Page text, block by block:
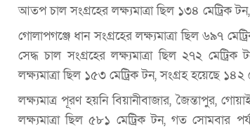
আতপ চাল সংগ্রহের লক্ষ্যমাত্রা ছিল ১৩৪ মেট্রিক
গোলাপগঞ্জে ধান সংগ্রহের লক্ষ্যমাত্রা ছিল ৬৯৭
সেদ্ধ চাল সংগ্রহের লক্ষ্যমাত্রা ছিল ২৭২
লক্ষ্যমাত্রা ছিল ১৫৩ মেট্রিক টন, সংগ্রহ হয়েছে ১৪২
লক্ষ্যমাত্র পূরণ হয়নি বিয়ানীবাজার, জৈন্তাপুর,
লক্ষ্যমাত্রা ছিল ৫৮১ মেট্রিক টন, গত সোমবার